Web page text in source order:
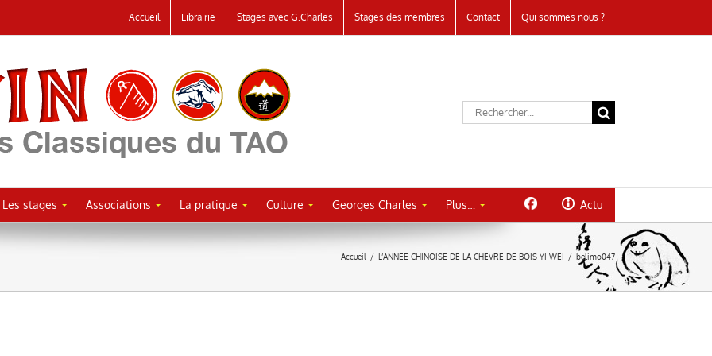
Accueil Librairie Stages avec G.Charles Stages des membres Contact Qui sommes nous ?
Rechercher:
Les stages Associations La pratique Culture Georges Charles Plus… Actu
Accueil / L’ANNEE CHINOISE DE LA CHEVRE DE BOIS YI WEI / belimo047